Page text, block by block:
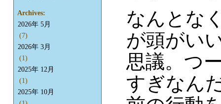
なんとな
が頭がい
思議。つ
すぎなん
Archives:
2026年 5月
(7)
2026年 3月
(1)
2025年 12月
(1)
2025年 10月